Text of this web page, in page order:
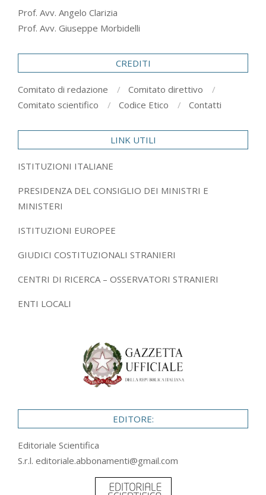
Prof. Avv. Angelo Clarizia
Prof. Avv. Giuseppe Morbidelli
CREDITI
Comitato di redazione
Comitato direttivo
Comitato scientifico
Codice Etico Contatti
LINK UTILI
ISTITUZIONI ITALIANE
PRESIDENZA DEL CONSIGLIO DEI MINISTRI E
MINISTERI
ISTITUZIONI EUROPEE
GIUDICI COSTITUZIONALI STRANIERI
CENTRI DI RICERCA – OSSERVATORI STRANIERI
ENTI LOCALI
EDITORE:
Editoriale Scientifica
S.r.l. editoriale.abbonamenti@gmail.com